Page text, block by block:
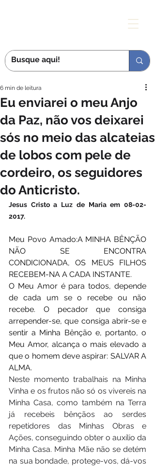
Eu enviarei o meu Anjo
da Paz, não vos deixarei
sós no meio das alcateias
de lobos com pele de
cordeiro, os seguidores
do Anticristo.
6 min de leitura
Jesus Cristo a Luz de Maria em 08-02-
2017.
Meu Povo Amado:A MINHA BÊNÇÃO
NÃO SE ENCONTRA
CONDICIONADA, OS MEUS FILHOS
RECEBEM-NA A CADA INSTANTE.
O Meu Amor é para todos, depende
de cada um se o recebe ou não
recebe. O pecador que consiga
arrepender-se, que consiga abrir-se e
sentir a Minha Bênção e, portanto, o
Meu Amor, alcança o mais elevado a
que o homem deve aspirar: SALVAR A
ALMA.
Neste momento trabalhais na Minha
Vinha e os frutos não só os vivereis na
Minha Casa, como também na Terra
já recebeis bênçãos ao serdes
repetidores das Minhas Obras e
Ações, conseguindo obter o auxílio da
Minha Casa. Minha Mãe não se detém
na sua bondade, protege-vos, dá-vos